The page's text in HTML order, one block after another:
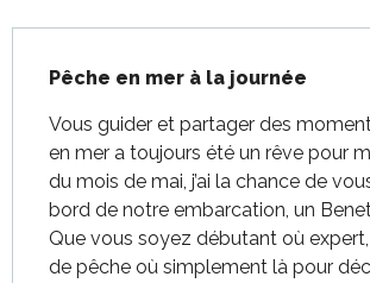
Pêche en mer à la journée
Vous guider et partager des
en mer a toujours été un rêve pour
du mois de mai, j’ai la chance de
bord de notre embarcation, un
Que vous soyez débutant où
de pêche où simplement là pour